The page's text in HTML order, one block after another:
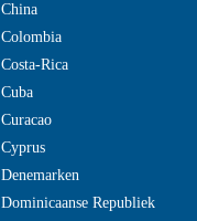
China
Colombia
Costa-Rica
Cuba
Curacao
Cyprus
Denemarken
Dominicaanse Republiek